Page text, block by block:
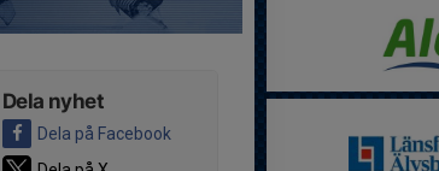
Dela nyhet
Dela på Facebook